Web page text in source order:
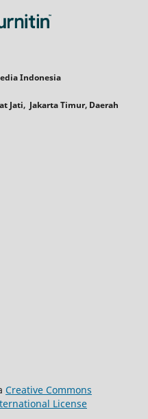
Indonesia
Jati, Jakarta Timur, Daerah
Creative Commons
License